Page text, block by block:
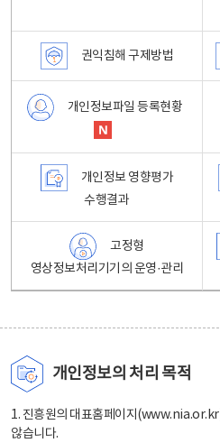
권익침해 구제방법
개인정보파일 등록현황
개인정보 영향평가
수행결과
고정형
영상정보처리기기의 운영·관리
개인정보의 처리 목적
1. 진흥원의 대표홈페이지
않습니다.